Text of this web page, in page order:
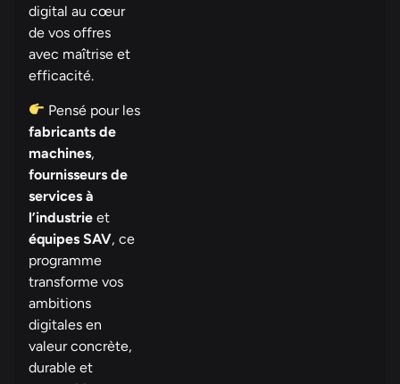
digital au cœur
de vos offres
avec maîtrise et
efficacité.
Pensé pour les
fabricants de
machines,
fournisseurs de
services à
l’industrie et
équipes SAV, ce
programme
transforme vos
ambitions
digitales en
valeur concrète,
durable et